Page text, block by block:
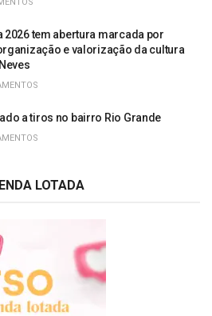
2026 tem abertura marcada por
e valorização da cultura
a tiros no bairro Rio Grande
LOTADA